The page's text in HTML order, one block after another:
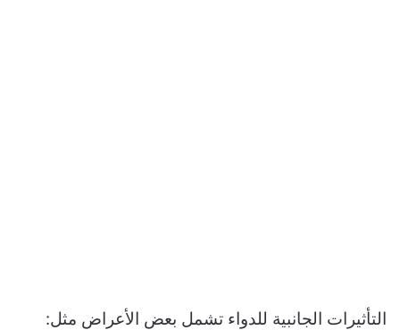
التأثيرات الجانبية للدواء تشمل بعض الأعراض مثل: